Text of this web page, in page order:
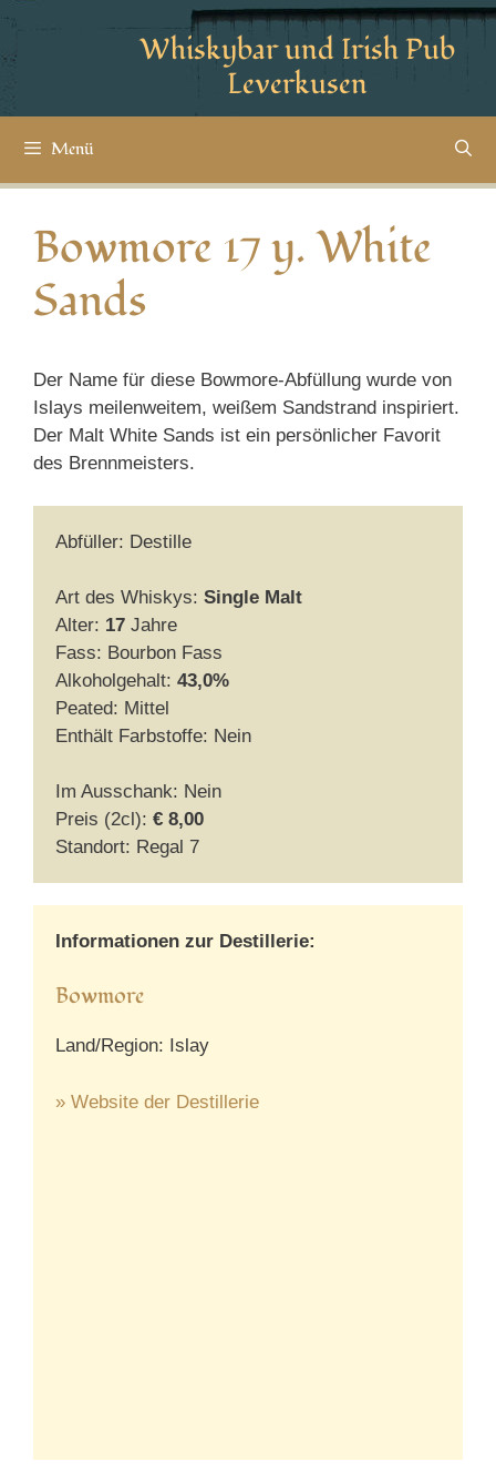
Whiskybar und Irish Pub
Leverkusen
Menü
Bowmore 17 y. White
Sands
Der Name für diese Bowmore-Abfüllung wurde von
Islays meilenweitem, weißem Sandstrand inspiriert.
Der Malt White Sands ist ein persönlicher Favorit
des Brennmeisters.
Abfüller: Destille
Art des Whiskys: Single Malt
Alter: 17 Jahre
Fass: Bourbon Fass
Alkoholgehalt: 43,0%
Peated: Mittel
Enthält Farbstoffe: Nein
Im Ausschank: Nein
Preis (2cl): € 8,00
Standort: Regal 7
Informationen zur Destillerie:
Bowmore
Land/Region: Islay
» Website der Destillerie